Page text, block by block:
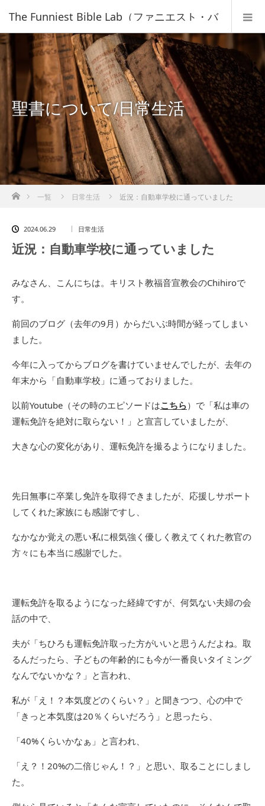
The Funniest Bible Lab（ファニエスト・バ
イブル・ラボ）｜キリスト教福音宣教会
聖書について/日常生活
ホーム一覧 日常生活 近況：自動車学校に通っていました
2024.06.29 日常生活
近況：自動車学校に通っていました
みなさん、こんにちは。キリスト教福音宣教会のChihiroで
す。
前回のブログ（去年の9月）からだいぶ時間が経ってしまい
ました。
今年に入ってからブログを書けていませんでしたが、去年の
年末から「自動車学校」に通っておりました。
以前Youtube（その時のエピソードはこちら）で「私は車の
運転免許を絶対に取らない！」と宣言していましたが、
大きな心の変化があり、運転免許を撮るようになりました。
先日無事に卒業し免許を取得できましたが、応援しサポート
してくれた家族にも感謝ですし、
なかなか覚えの悪い私に根気強く優しく教えてくれた教官の
方々にも本当に感謝でした。
運転免許を取るようになった経緯ですが、何気ない夫婦の会
話の中で、
夫が「ちひろも運転免許取った方がいいと思うんだよね。取
るんだったら、子どもの年齢的にも今が一番良いタイミング
なんでないかな？」と言われ、
私が「え！？本気度どのくらい？」と聞きつつ、心の中で
「きっと本気度は20％くらいだろう」と思ったら、
「40%くらいかなぁ」と言われ、
「え？！20%の二倍じゃん！？」と思い、取ることにしまし
た。